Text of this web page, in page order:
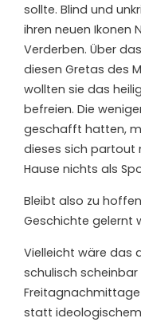
sollte. Blind und
ihren neuen Ikonen
Verderben. Über
diesen Gretas des
wollten sie das
befreien. Die
geschafft hatten,
dieses sich partout
Hause nichts als
Bleibt also zu
Geschichte gelernt
Vielleicht wäre das
schulisch
statt